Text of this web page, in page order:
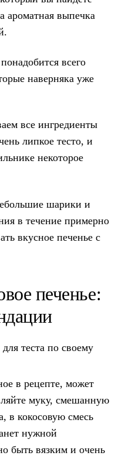
ароматная выпечка
всего
наверняка уже
все ингредиенты
липкое тесто, и
некоторое
шарики и
в течение примерно
вкусное печенье с
печенье:
теста по своему
в рецепте, может
муку, смешанную
в кокосовую смесь
нужной
быть вязким и очень